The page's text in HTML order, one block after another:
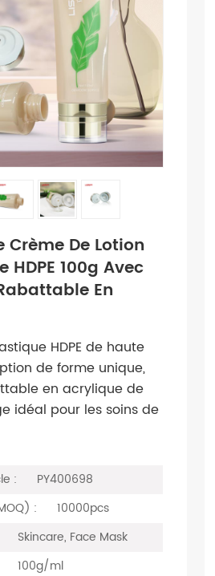
Crème De Lotion
HDPE 100g Avec
En
HDPE de haute
de forme unique,
en acrylique de
idéal pour les soins de
:
PY400698
:
10000pcs
Skincare, Face Mask
100g/ml